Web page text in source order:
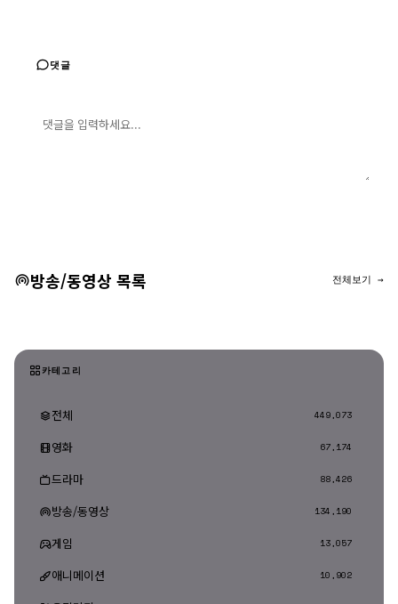
댓글
방송/동영상 목록 전체보기 →
카테고리
전체 449,073
영화 67,174
드라마 88,426
방송/동영상 134,190
게임 13,057
애니메이션 10,902